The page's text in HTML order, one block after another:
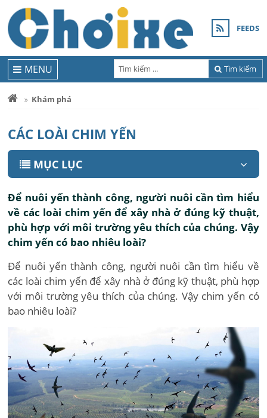
FEEDS
Tìm kiếm
MENU
Khám phá
CÁC LOÀI CHIM YẾN
MỤC LỤC
Để nuôi yến thành công, người nuôi cần tìm hiểu
về các loài chim yến để xây nhà ở đúng kỹ thuật,
phù hợp với môi trường yêu thích của chúng. Vậy
chim yến có bao nhiêu loài?
Để nuôi yến thành công, người nuôi cần tìm hiểu về
các loài chim yến để xây nhà ở đúng kỹ thuật, phù hợp
với môi trường yêu thích của chúng. Vậy chim yến có
bao nhiêu loài?